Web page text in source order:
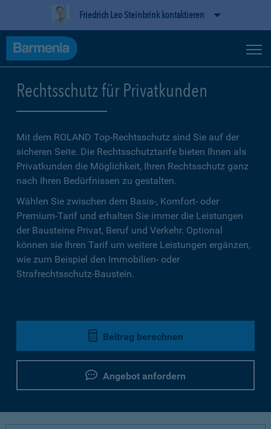
Friedrich Leo Steinbrink kontaktieren
Rechtsschutz für Privatkunden
Mit dem ROLAND Top-Rechtsschutz sind Sie auf der
sicheren Seite. Die Rechtsschutztarife bieten Ihnen als
Privatkunden die Möglichkeit, Ihren Rechtsschutz ganz
nach Ihren Bedürfnissen zu gestalten.
Wählen Sie zwischen dem Basis-, Komfort- oder
Premium-Tarif und erhalten Sie immer die Leistungen
der Bausteine Privat, Beruf und Verkehr. Optional
können sie Ihren Tarif um weitere Leistungen ergänzen,
wie zum Beispiel den Immobilien- oder
Strafrechtsschutz-Baustein.
Beitrag berechnen
Angebot anfordern